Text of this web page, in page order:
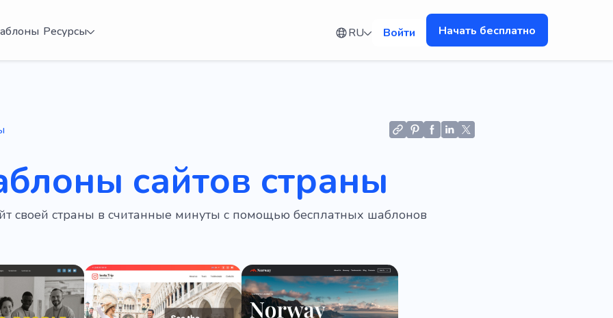
Ресурсы RU Войти Начать бесплатно
сайтов страны
своей страны в считанные минуты с помощью бесплатных шаблонов